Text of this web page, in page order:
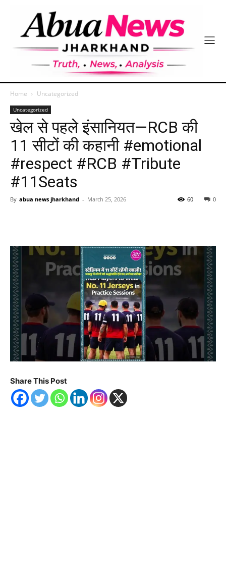
Home Uncategorized
Uncategorized
खेल से पहले इंसानियत—RCB की
11 सीटों की कहानी #emotional
#respect #RCB #Tribute
#11Seats
By abua news jharkhand - March 25, 2026 0
60
Share This Post